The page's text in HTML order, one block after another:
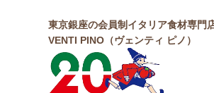
東京銀座の会員制イタリア食材専門
VENTI PINO（ヴェンティ ピノ）